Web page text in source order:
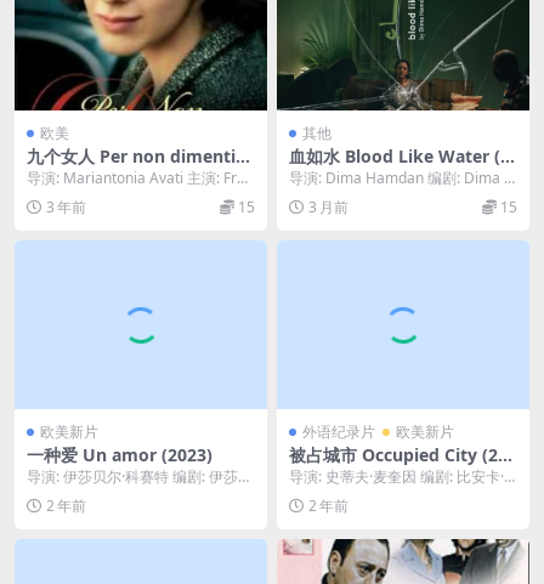
欧美
九个女人 Per non dimentica
rti (2006)
导演: Mariantonia Avati 主演: Fran
cesca Anto...
3 年前 15
其他
血如水 Blood Like Water (2
023)
导演: Dima Hamdan 编剧: Dima H
amdan 主演: 卢芭·贝...
3 月前 15
欧美新片
一种爱 Un amor (2023)
导演: 伊莎贝尔·科赛特 编剧: 伊莎贝
尔·科赛特 / Laura Ferrer...
2 年前
外语纪录片 欧美新片
被占城市 Occupied City (202
3)
导演: 史蒂夫·麦奎因 编剧: 比安卡·
施蒂特 主演: 梅拉妮·海姆斯 类型: ...
2 年前